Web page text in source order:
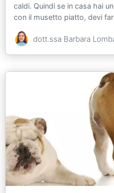
caldi. Quindi se in casa hai
con il musetto piatto, devi
dott.ssa Barbara